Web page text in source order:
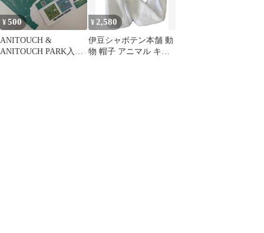
¥500
ANITOUCH &
ANITOUCH PARK入場
¥ 2,580
伊豆シャボテン本舗 動
物 帽子 アニマル キャ